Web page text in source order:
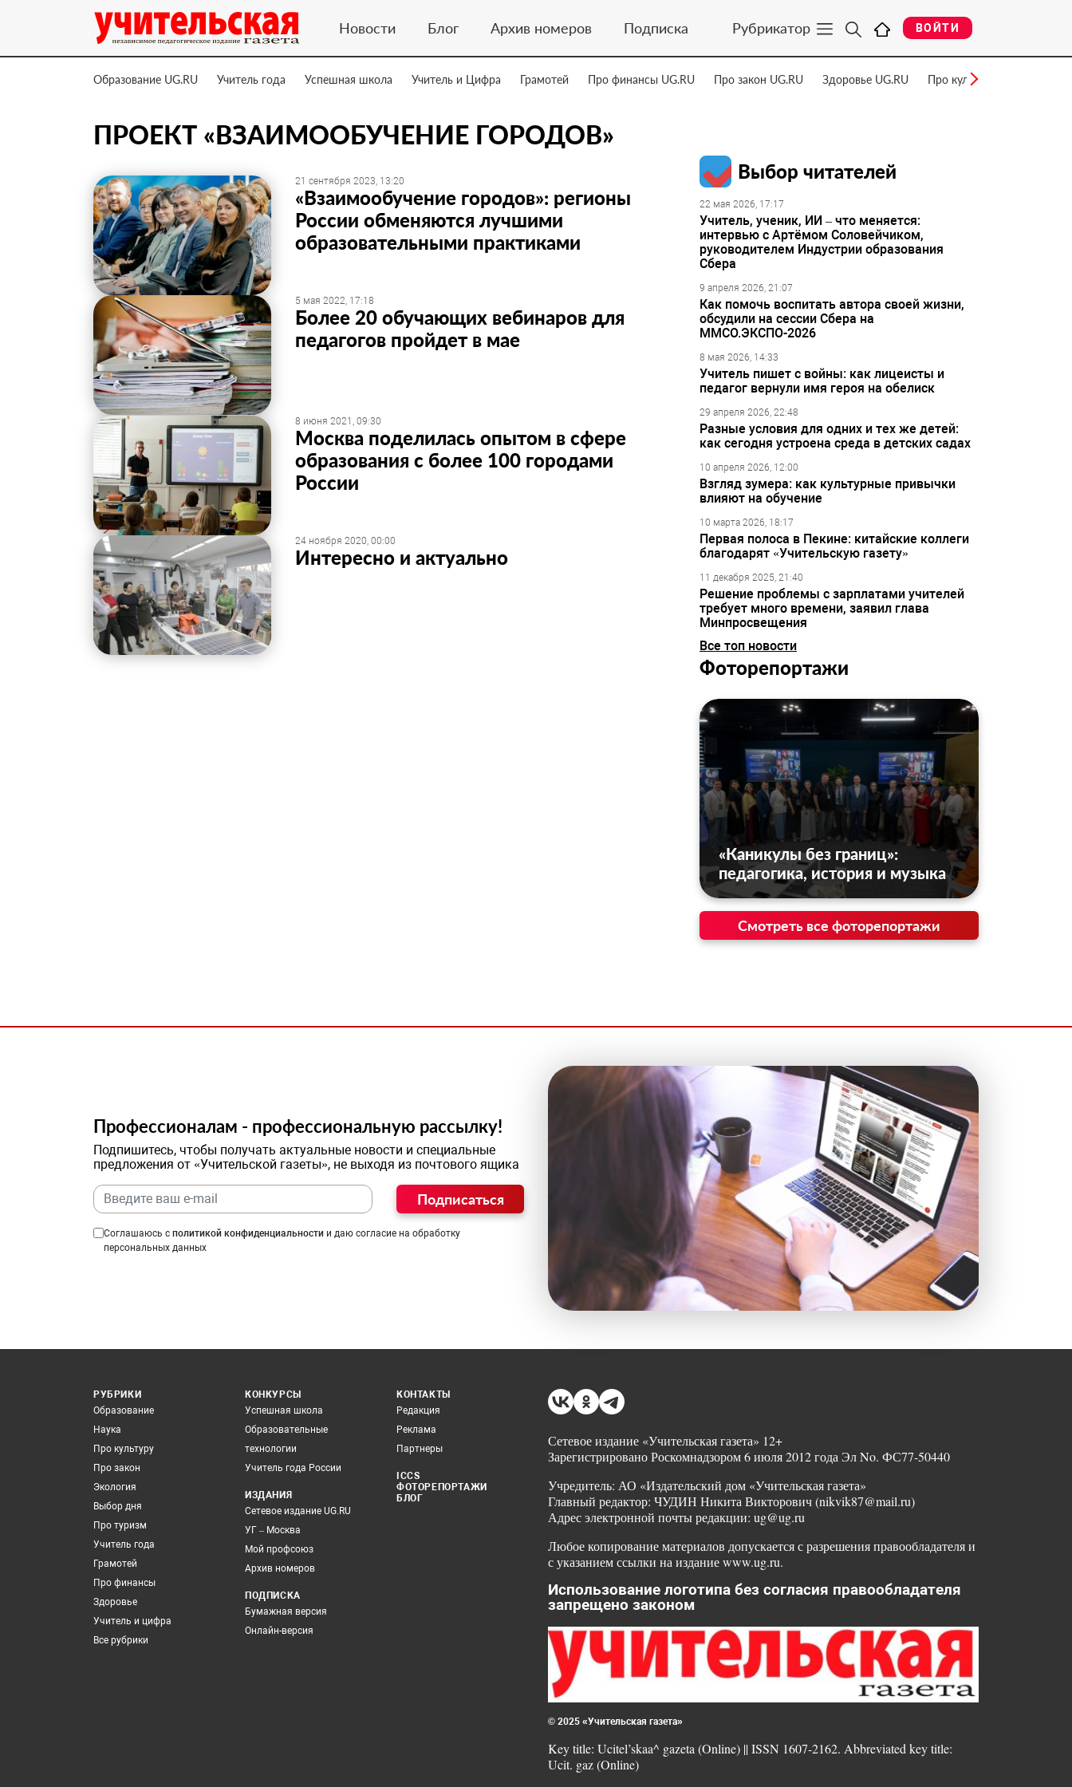
Новости Блог Архив номеров Подписка Рубрикатор ВОЙТИ
Образование UG.RU Учитель года Успешная школа Учитель и Цифра Грамотей Про финансы UG.RU Про закон UG.RU Здоровье UG.RU Про культуру UG.RU
ПРОЕКТ «ВЗАИМООБУЧЕНИЕ ГОРОДОВ»
21 сентября 2023, 13:20
«Взаимообучение городов»: регионы
России обменяются лучшими
образовательными практиками
5 мая 2022, 17:18
Более 20 обучающих вебинаров для
педагогов пройдет в мае
8 июня 2021, 09:30
Москва поделилась опытом в сфере
образования с более 100 городами
России
24 ноября 2020, 00:00
Интересно и актуально
Выбор читателей
22 мая 2026, 17:17
Учитель, ученик, ИИ – что меняется:
интервью с Артёмом Соловейчиком,
руководителем Индустрии образования
Сбера
9 апреля 2026, 21:07
Как помочь воспитать автора своей жизни,
обсудили на сессии Сбера на
ММСО.ЭКСПО-2026
8 мая 2026, 14:33
Учитель пишет с войны: как лицеисты и
педагог вернули имя героя на обелиск
29 апреля 2026, 22:48
Разные условия для одних и тех же детей:
как сегодня устроена среда в детских садах
10 апреля 2026, 12:00
Взгляд зумера: как культурные привычки
влияют на обучение
10 марта 2026, 18:17
Первая полоса в Пекине: китайские коллеги
благодарят «Учительскую газету»
11 декабря 2025, 21:40
Решение проблемы с зарплатами учителей
требует много времени, заявил глава
Минпросвещения
Все топ новости
Фоторепортажи
«Каникулы без границ»:
педагогика, история и музыка
Смотреть все фоторепортажи
Профессионалам - профессиональную рассылку!
Подпишитесь, чтобы получать актуальные новости и специальные
предложения от «Учительской газеты», не выходя из почтового ящика
Подписаться
Соглашаюсь с политикой конфиденциальности и даю согласие на обработку
персональных данных
РУБРИКИ
Образование
Наука
Про культуру
Про закон
Экология
Выбор дня
Про туризм
Учитель года
Грамотей
Про финансы
Здоровье
Учитель и цифра
Все рубрики
КОНКУРСЫ
Успешная школа
Образовательные
технологии
Учитель года России
ИЗДАНИЯ
Сетевое издание UG.RU
УГ – Москва
Мой профсоюз
Архив номеров
ПОДПИСКА
Бумажная версия
Онлайн-версия
КОНТАКТЫ
Редакция
Реклама
Партнеры
ICCS
ФОТОРЕПОРТАЖИ
БЛОГ
Сетевое издание «Учительская газета» 12+
Зарегистрировано Роскомнадзором 6 июля 2012 года Эл No. ФС77-50440
Учредитель: АО «Издательский дом «Учительская газета»
Главный редактор: ЧУДИН Никита Викторович (nikvik87@mail.ru)
Адрес электронной почты редакции: ug@ug.ru
Любое копирование материалов допускается с разрешения правообладателя и
с указанием ссылки на издание www.ug.ru.
Использование логотипа без согласия правообладателя
запрещено законом
© 2025 «Учительская газета»
Key title: Ucitel’skaa^ gazeta (Online) || ISSN 1607-2162. Abbreviated key title:
Ucit. gaz (Online)